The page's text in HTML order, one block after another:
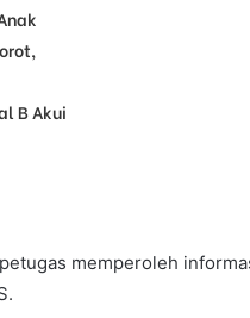
B Akui
memperoleh